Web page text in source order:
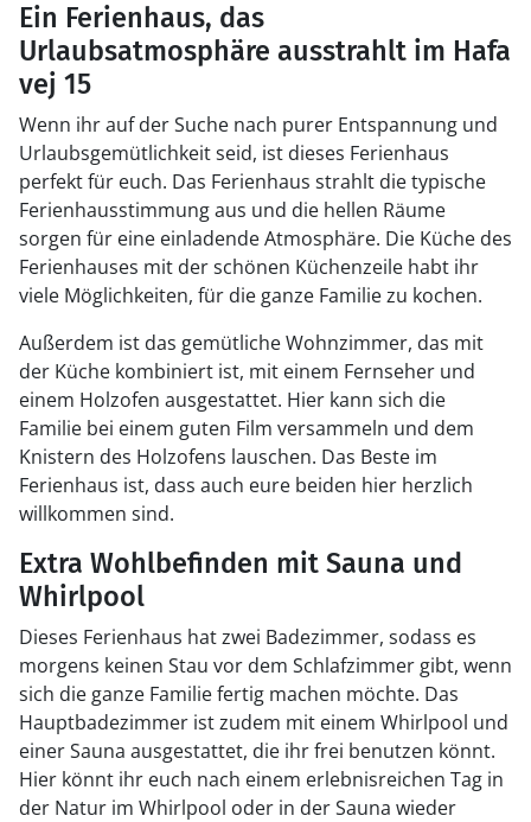
Ein Ferienhaus, das
Urlaubsatmosphäre ausstrahlt im Hafa
vej 15
Wenn ihr auf der Suche nach purer Entspannung und
Urlaubsgemütlichkeit seid, ist dieses Ferienhaus
perfekt für euch. Das Ferienhaus strahlt die typische
Ferienhausstimmung aus und die hellen Räume
sorgen für eine einladende Atmosphäre. Die Küche des
Ferienhauses mit der schönen Küchenzeile habt ihr
viele Möglichkeiten, für die ganze Familie zu kochen.
Außerdem ist das gemütliche Wohnzimmer, das mit
der Küche kombiniert ist, mit einem Fernseher und
einem Holzofen ausgestattet. Hier kann sich die
Familie bei einem guten Film versammeln und dem
Knistern des Holzofens lauschen. Das Beste im
Ferienhaus ist, dass auch eure beiden hier herzlich
willkommen sind.
Extra Wohlbefinden mit Sauna und
Whirlpool
Dieses Ferienhaus hat zwei Badezimmer, sodass es
morgens keinen Stau vor dem Schlafzimmer gibt, wenn
sich die ganze Familie fertig machen möchte. Das
Hauptbadezimmer ist zudem mit einem Whirlpool und
einer Sauna ausgestattet, die ihr frei benutzen könnt.
Hier könnt ihr euch nach einem erlebnisreichen Tag in
der Natur im Whirlpool oder in der Sauna wieder